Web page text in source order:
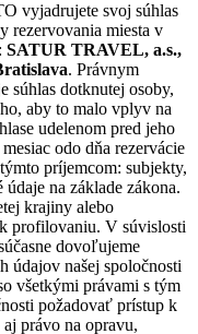
vyjadrujete svoj súhlas
rezervovania miesta v
SATUR TRAVEL, a.s.,
. Právnym
súhlas dotknutej osoby,
aby to malo vplyv na
udelenom pred jeho
odo dňa rezervácie
príjemcom: subjekty,
na základe zákona.
krajiny alebo
profilovaniu. V súvislosti
dovoľujeme
údajov našej spoločnosti
všetkými právami s tým
požadovať prístup k
právo na opravu,